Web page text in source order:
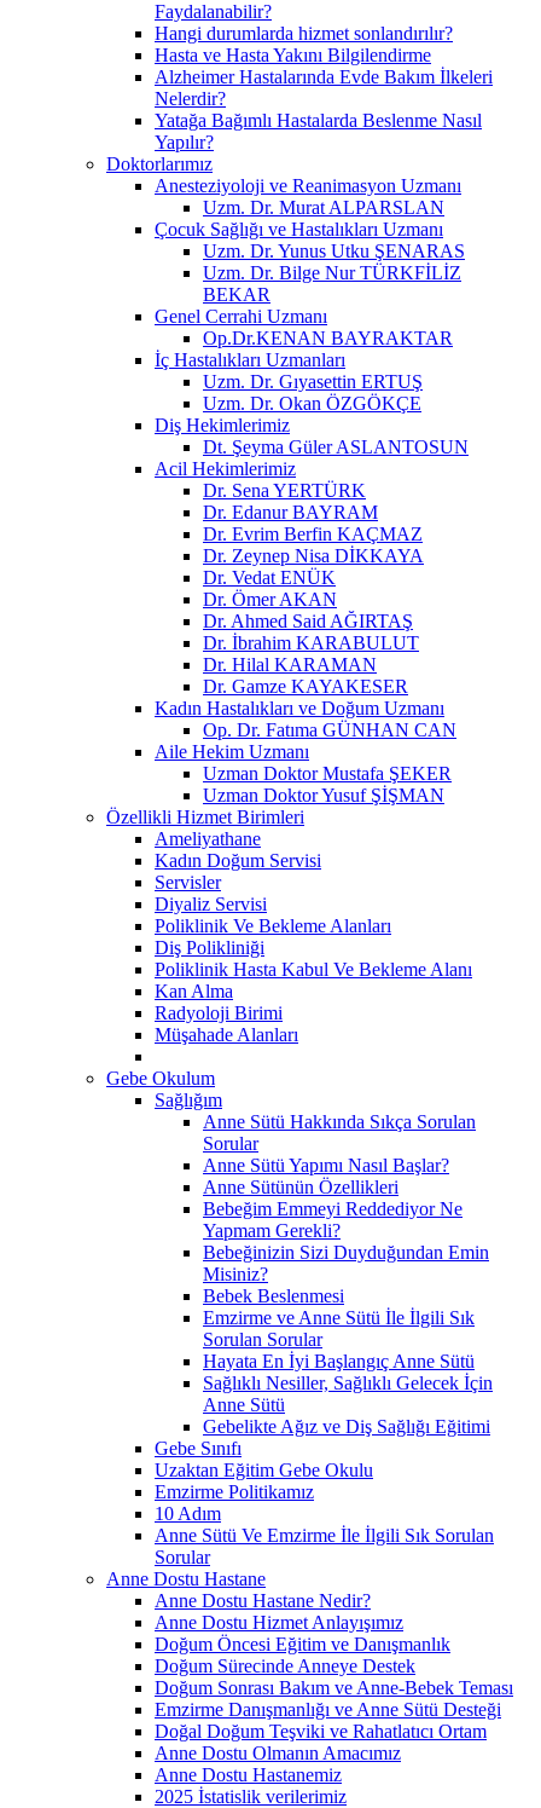
Faydalanabilir?
Hangi durumlarda hizmet sonlandırılır?
Hasta ve Hasta Yakını Bilgilendirme
Alzheimer Hastalarında Evde Bakım İlkeleri
Nelerdir?
Yatağa Bağımlı Hastalarda Beslenme Nasıl
Yapılır?
Doktorlarımız
Anesteziyoloji ve Reanimasyon Uzmanı
Uzm. Dr. Murat ALPARSLAN
Çocuk Sağlığı ve Hastalıkları Uzmanı
Uzm. Dr. Yunus Utku ŞENARAS
Uzm. Dr. Bilge Nur TÜRKFİLİZ
BEKAR
Genel Cerrahi Uzmanı
Op.Dr.KENAN BAYRAKTAR
İç Hastalıkları Uzmanları
Uzm. Dr. Gıyasettin ERTUŞ
Uzm. Dr. Okan ÖZGÖKÇE
Diş Hekimlerimiz
Dt. Şeyma Güler ASLANTOSUN
Acil Hekimlerimiz
Dr. Sena YERTÜRK
Dr. Edanur BAYRAM
Dr. Evrim Berfin KAÇMAZ
Dr. Zeynep Nisa DİKKAYA
Dr. Vedat ENÜK
Dr. Ömer AKAN
Dr. Ahmed Said AĞIRTAŞ
Dr. İbrahim KARABULUT
Dr. Hilal KARAMAN
Dr. Gamze KAYAKESER
Kadın Hastalıkları ve Doğum Uzmanı
Op. Dr. Fatıma GÜNHAN CAN
Aile Hekim Uzmanı
Uzman Doktor Mustafa ŞEKER
Uzman Doktor Yusuf ŞİŞMAN
Özellikli Hizmet Birimleri
Ameliyathane
Kadın Doğum Servisi
Servisler
Diyaliz Servisi
Poliklinik Ve Bekleme Alanları
Diş Polikliniği
Poliklinik Hasta Kabul Ve Bekleme Alanı
Kan Alma
Radyoloji Birimi
Müşahade Alanları
Gebe Okulum
Sağlığım
Anne Sütü Hakkında Sıkça Sorulan
Sorular
Anne Sütü Yapımı Nasıl Başlar?
Anne Sütünün Özellikleri
Bebeğim Emmeyi Reddediyor Ne
Yapmam Gerekli?
Bebeğinizin Sizi Duyduğundan Emin
Misiniz?
Bebek Beslenmesi
Emzirme ve Anne Sütü İle İlgili Sık
Sorulan Sorular
Hayata En İyi Başlangıç Anne Sütü
Sağlıklı Nesiller, Sağlıklı Gelecek İçin
Anne Sütü
Gebelikte Ağız ve Diş Sağlığı Eğitimi
Gebe Sınıfı
Uzaktan Eğitim Gebe Okulu
Emzirme Politikamız
10 Adım
Anne Sütü Ve Emzirme İle İlgili Sık Sorulan
Sorular
Anne Dostu Hastane
Anne Dostu Hastane Nedir?
Anne Dostu Hizmet Anlayışımız
Doğum Öncesi Eğitim ve Danışmanlık
Doğum Sürecinde Anneye Destek
Doğum Sonrası Bakım ve Anne-Bebek Teması
Emzirme Danışmanlığı ve Anne Sütü Desteği
Doğal Doğum Teşviki ve Rahatlatıcı Ortam
Anne Dostu Olmanın Amacımız
Anne Dostu Hastanemiz
2025 İstatislik verilerimiz